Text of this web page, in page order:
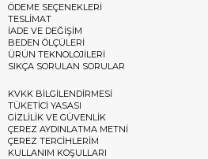
ÖDEME SEÇENEKLERİ
TESLİMAT
İADE VE DEĞİŞİM
BEDEN ÖLÇÜLERİ
ÜRÜN TEKNOLOJİLERİ
SIKÇA SORULAN SORULAR
KVKK BİLGİLENDİRMESİ
TÜKETİCİ YASASI
GİZLİLİK VE GÜVENLİK
ÇEREZ AYDINLATMA METNİ
ÇEREZ TERCİHLERİM
KULLANIM KOŞULLARI